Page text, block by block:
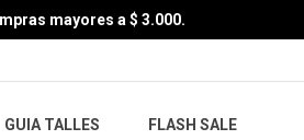
mayores a $ 3.000.
GUIA TALLES FLASH SALE